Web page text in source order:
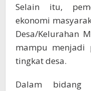
Selain itu,
ekonomi
Desa/Kelurahan
mampu menjadi
tingkat desa.
Dalam bidang